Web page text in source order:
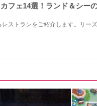
フェ14選！ランド＆シー
ストランをご紹介します。リー